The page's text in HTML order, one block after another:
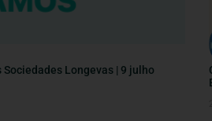
Longevas | 9 julho